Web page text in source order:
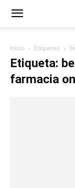
Inicio Etiquetas
Etiqueta:
farmacia